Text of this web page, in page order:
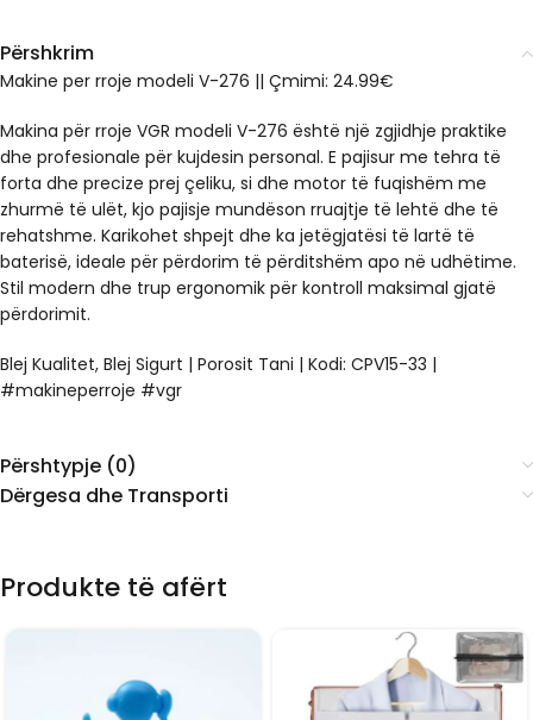
Përshkrim
Makine per rroje modeli V-276 || Çmimi: 24.99€
Makina për rroje VGR modeli V-276 është një zgjidhje praktike
dhe profesionale për kujdesin personal. E pajisur me tehra të
forta dhe precize prej çeliku, si dhe motor të fuqishëm me
zhurmë të ulët, kjo pajisje mundëson rruajtje të lehtë dhe të
rehatshme. Karikohet shpejt dhe ka jetëgjatësi të lartë të
baterisë, ideale për përdorim të përditshëm apo në udhëtime.
Stil modern dhe trup ergonomik për kontroll maksimal gjatë
përdorimit.
Blej Kualitet, Blej Sigurt | Porosit Tani | Kodi: CPV15-33 |
#makineperroje #vgr
Përshtypje (0)
Dërgesa dhe Transporti
Produkte të afërt